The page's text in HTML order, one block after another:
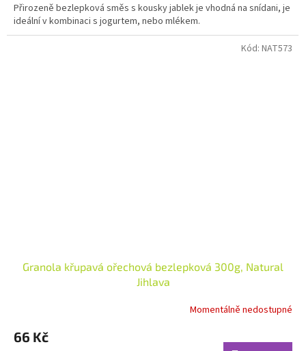
Přirozeně bezlepková směs s kousky jablek je vhodná na snídani, je
ideální v kombinaci s jogurtem, nebo mlékem.
Granola křupavá ořechová bezlepková 300g, Natural
Jihlava
Momentálně nedostupné
66 Kč
Kód: NAT573